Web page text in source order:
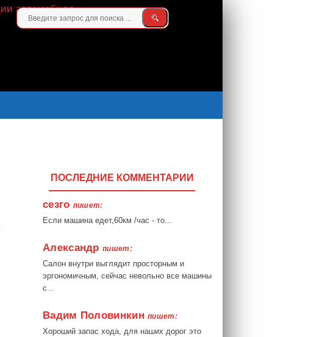
ПОСЛЕДНИЕ КОММЕНТАРИИ
сезго пишет:
Если машина едет,60км /час - то...
Александр пишет:
Салон внутри выглядит просторным и
эргономичным, сейчас невольно все машины
с...
Вадим Половинкинпишет:
Хороший запас хода, для наших дорог это